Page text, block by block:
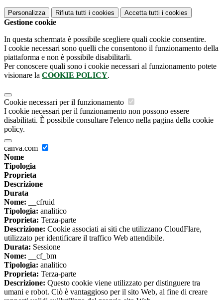
Personalizza Rifiuta tutti i cookies Accetta tutti i cookies
Gestione cookie
In questa schermata è possibile scegliere quali cookie consentire.
I cookie necessari sono quelli che consentono il funzionamento della
piattaforma e non è possibile disabilitarli.
Per conoscere quali sono i cookie necessari al funzionamento potete
visionare la COOKIE POLICY.
Cookie necessari per il funzionamento
I cookie necessari per il funzionamento non possono essere
disabilitati. È possibile consultare l'elenco nella pagina della cookie
policy.
canva.com
Nome
Tipologia
Proprieta
Descrizione
Durata
Nome: __cfruid
Tipologia: analitico
Proprieta: Terza-parte
Descrizione: Cookie associati ai siti che utilizzano CloudFlare,
utilizzato per identificare il traffico Web attendibile.
Durata: Sessione
Nome: __cf_bm
Tipologia: analitico
Proprieta: Terza-parte
Descrizione: Questo cookie viene utilizzato per distinguere tra
umani e robot. Ciò è vantaggioso per il sito Web, al fine di creare